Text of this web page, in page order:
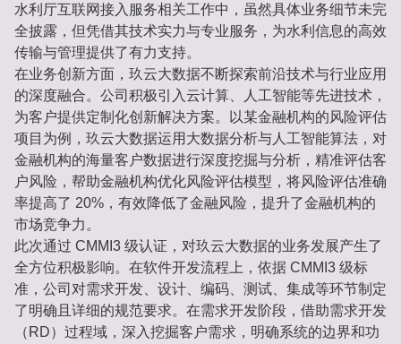
水利厅互联网接入服务相关工作中，虽然具体业务细节未完
全披露，但凭借其技术实力与专业服务，为水利信息的高效
传输与管理提供了有力支持。
在业务创新方面，玖云大数据不断探索前沿技术与行业应用
的深度融合。公司积极引入云计算、人工智能等先进技术，
为客户提供定制化创新解决方案。以某金融机构的风险评估
项目为例，玖云大数据运用大数据分析与人工智能算法，对
金融机构的海量客户数据进行深度挖掘与分析，精准评估客
户风险，帮助金融机构优化风险评估模型，将风险评估准确
率提高了 20%，有效降低了金融风险，提升了金融机构的
市场竞争力。
此次通过 CMMI3 级认证，对玖云大数据的业务发展产生了
全方位积极影响。在软件开发流程上，依据 CMMI3 级标
准，公司对需求开发、设计、编码、测试、集成等环节制定
了明确且详细的规范要求。在需求开发阶段，借助需求开发
（RD）过程域，深入挖掘客户需求，明确系统的边界和功